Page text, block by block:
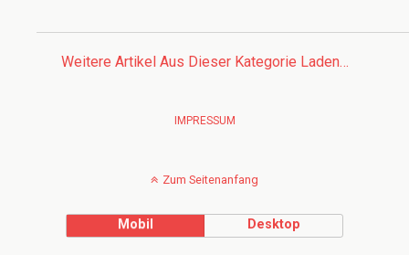
Weitere Artikel Aus Dieser Kategorie Laden…
IMPRESSUM
Zum Seitenanfang
Mobil Desktop